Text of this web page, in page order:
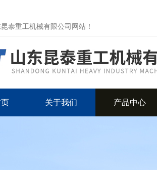
泰重工机械有限公司网站！
关于我们 产品中心